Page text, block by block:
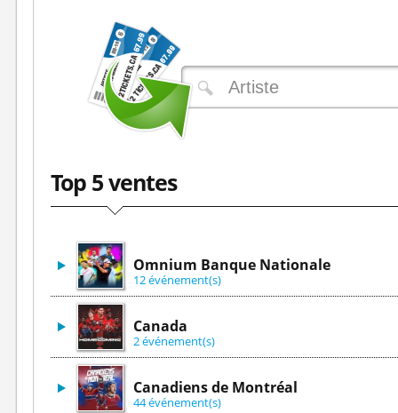
Top 5 ventes
Omnium Banque Nationale
12 événement(s)
Canada
2 événement(s)
Canadiens de Montréal
44 événement(s)